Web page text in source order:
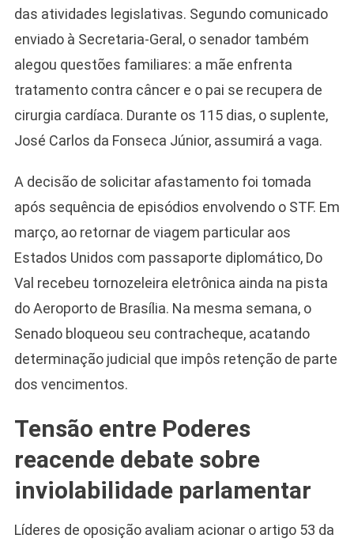
das atividades legislativas. Segundo comunicado
enviado à Secretaria-Geral, o senador também
alegou questões familiares: a mãe enfrenta
tratamento contra câncer e o pai se recupera de
cirurgia cardíaca. Durante os 115 dias, o suplente,
José Carlos da Fonseca Júnior, assumirá a vaga.
A decisão de solicitar afastamento foi tomada
após sequência de episódios envolvendo o STF. Em
março, ao retornar de viagem particular aos
Estados Unidos com passaporte diplomático, Do
Val recebeu tornozeleira eletrônica ainda na pista
do Aeroporto de Brasília. Na mesma semana, o
Senado bloqueou seu contracheque, acatando
determinação judicial que impôs retenção de parte
dos vencimentos.
Tensão entre Poderes
reacende debate sobre
inviolabilidade parlamentar
Líderes de oposição avaliam acionar o artigo 53 da